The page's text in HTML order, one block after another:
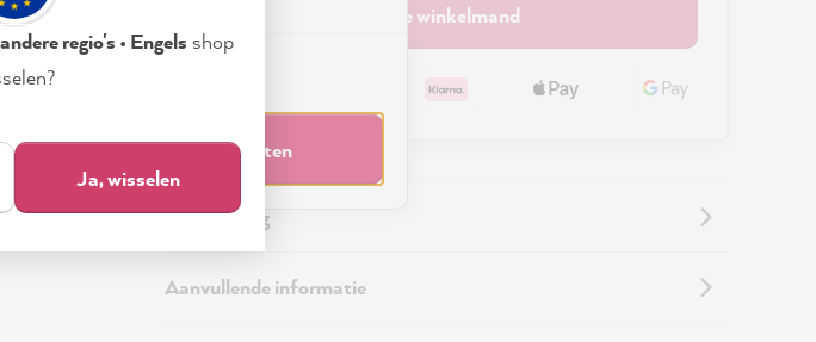
In de winkelmand
Beschrijving
Aanvullende informatie
Accepteren & sluiten
regio's • Engels shop
Ja, wisselen